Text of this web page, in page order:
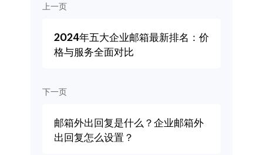
上一页
2024年五大企业邮箱最新排名：价
格与服务全面对比
下一页
邮箱外出回复是什么？企业邮箱外
出回复怎么设置？